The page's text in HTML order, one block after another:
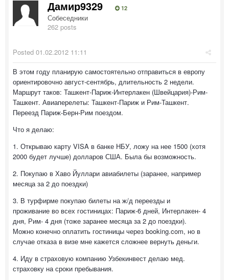
Дамир9329 12
Собеседники
262 posts
Posted 01.02.2012 11:11
В этом году планирую самостоятельно отправиться в европу
ориентировочно август-сентябрь, длительность 2 недели.
Маршрут таков: Ташкент-Париж-Интерлакен (Швейцария)-Рим-
Ташкент. Авиаперелеты: Ташкент-Париж и Рим-Ташкент.
Переезд Париж-Берн-Рим поездом.
Что я делаю:
1. Открываю карту VISA в банке НБУ, ложу на нее 1500 (хотя
2000 будет лучше) долларов США. Была бы возможность.
2. Покупаю в Хаво Йуллари авиабилеты (заранее, например
месяца за 2 до поездки)
3. В турфирме покупаю билеты на ж/д переезды и
проживание во всех гостиницах: Париж-6 дней, Интерлакен- 4
дня, Рим- 4 дня (тоже заранее месяца за 2 до поездки).
Можно конечно оплатить гостиницы через booking.com, но в
случае отказа в визе мне кажется сложнее вернуть деньги.
4. Иду в страховую компанию Узбекинвест делаю мед.
страховку на сроки пребывания.